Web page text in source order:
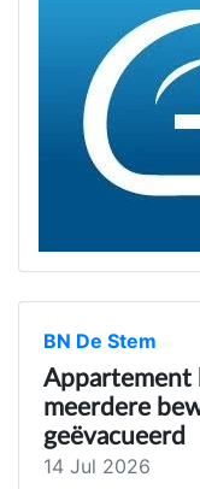
BN De Stem
Appartement
meerdere
geëvacueerd
14 Jul 2026